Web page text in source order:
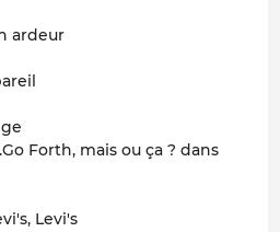
ardeur
Forth, mais ou ça ? dans
Levi's